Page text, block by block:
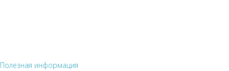
Полезная информация